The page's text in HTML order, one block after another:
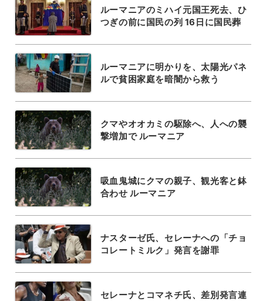
ルーマニアのミハイ元国王死去、ひ
つぎの前に国民の列 16日に国民葬
ルーマニアに明かりを、太陽光パネ
ルで貧困家庭を暗闇から救う
クマやオオカミの駆除へ、人への襲
撃増加で ルーマニア
吸血鬼城にクマの親子、観光客と鉢
合わせ ルーマニア
ナスターゼ氏、セレーナへの「チョ
コレートミルク」発言を謝罪
セレーナとコマネチ氏、差別発言連